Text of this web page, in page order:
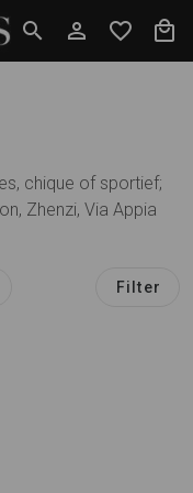
chique of sportief;
Zhenzi, Via Appia
Filter